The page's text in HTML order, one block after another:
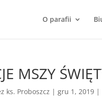
O parafii
MSZY
ks. Proboszcz | gru 1, 2019 |